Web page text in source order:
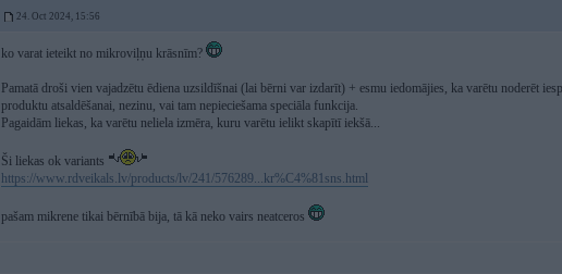
24. Oct 2024, 15:56
ko varat ieteikt no mikroviļņu krāsnīm?
Pamatā droši vien vajadzētu ēdiena uzsildīšnai (lai bērni var izdarīt) + esmu iedomājies, ka varētu noderēt
produktu atsaldēšanai, nezinu, vai tam nepieciešama speciāla funkcija.
Pagaidām liekas, ka varētu neliela izmēra, kuru varētu ielikt skapītī iekšā...
Ši liekas ok variants
https://www.rdveikals.lv/products/lv/241/576289...kr%C4%81sns.html
pašam mikrene tikai bērnībā bija, tā kā neko vairs neatceros